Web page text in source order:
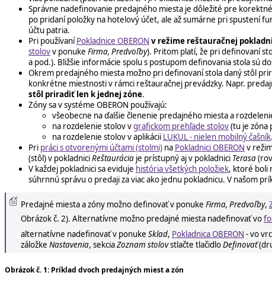
Správne nadefinovanie predajného miesta je dôležité pre
po pridaní položky na hotelový účet, ale až sumárne pri spustení
účtu patria.
Pri používaníPokladnice OBERON v režime reštauračnej
stolovv ponuke Firma, Predvoľby). Pritom platí, že pri definovaní
a pod.). Bližšie informácie spolu s postupom definovania stola sú
Okrem predajného miesta možno pri definovaní stola daný stôl
konkrétne miestnosti v rámci reštauračnej prevádzky. Napr.
stôl priradiť len k jednej zóne.
Zóny sa v systéme OBERON používajú:
všeobecne na ďalšie členenie predajného miesta a
na rozdelenie stolov vgrafickom prehľade stolov(tu je zóna
na rozdelenie stolov v aplikácii LUKUL - nielen mobilný čašník.
Pri práci s otvorenými účtami (stolmi) na Pokladnici OBERON v
(stôl) v pokladniciReštaurácia je prístupný aj v pokladnici Terasa
V každej pokladnici sa eviduje história všetkých položiek, ktoré boli
súhrnnú správu o predaji za viac ako jednu pokladnicu. V našom
Predajné miesta a zóny možno definovať v ponuke Firma, Predvoľby,
Obrázok č. 2). Alternatívne možno predajné miesta nadefinovať vo
alternatívne nadefinovať v ponuke Sklad, Pokladnica OBERON - vo
záložke Nastavenia, sekciaZoznam stolovstlačte tlačidloDefinovať
Obrázok č. 1: Príklad dvoch predajných miest a zón